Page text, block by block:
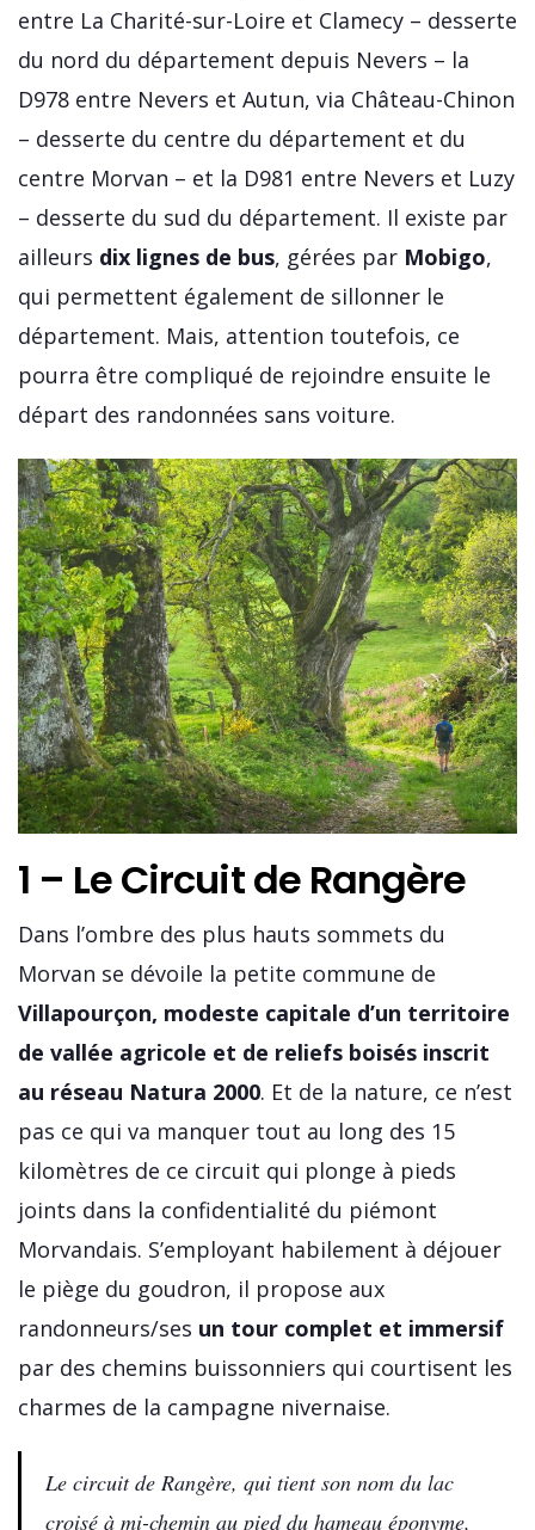
entre La Charité-sur-Loire et Clamecy – desserte
du nord du département depuis Nevers – la
D978 entre Nevers et Autun, via Château-Chinon
– desserte du centre du département et du
centre Morvan – et la D981 entre Nevers et Luzy
– desserte du sud du département. Il existe par
ailleurs dix lignes de bus, gérées par Mobigo,
qui permettent également de sillonner le
département. Mais, attention toutefois, ce
pourra être compliqué de rejoindre ensuite le
départ des randonnées sans voiture.
1 – Le Circuit de Rangère
Dans l’ombre des plus hauts sommets du
Morvan se dévoile la petite commune de
Villapourçon, modeste capitale d’un territoire
de vallée agricole et de reliefs boisés inscrit
au réseau Natura 2000. Et de la nature, ce n’est
pas ce qui va manquer tout au long des 15
kilomètres de ce circuit qui plonge à pieds
joints dans la confidentialité du piémont
Morvandais. S’employant habilement à déjouer
le piège du goudron, il propose aux
randonneurs/ses un tour complet et immersif
par des chemins buissonniers qui courtisent les
charmes de la campagne nivernaise.
Le circuit de Rangère, qui tient son nom du lac
croisé à mi-chemin au pied du hameau éponyme,